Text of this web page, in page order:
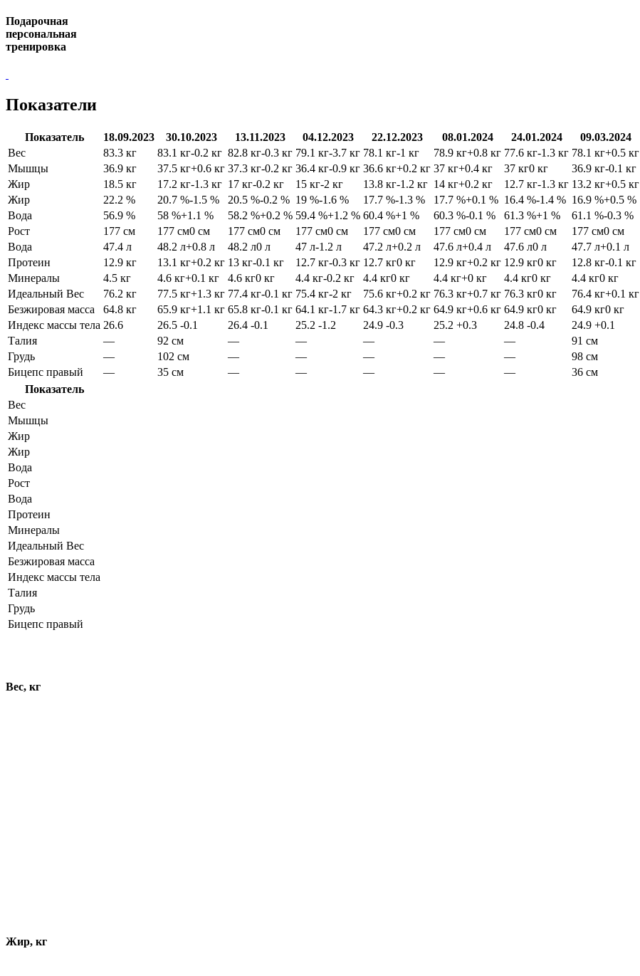
Подарочная
персональная
тренировка
Показатели
Показатель 18.09.2023 30.10.2023 13.11.2023 04.12.2023 22.12.2023 08.01.2024 24.01.2024 09.03.2024
Вес
83.3 кг 83.1 кг-0.2 кг 82.8 кг-0.3 кг 79.1 кг-3.7 кг 78.1 кг-1 кг 78.9 кг+0.8 кг 77.6 кг-1.3 кг 78.1 кг+0.5 кг
Мышцы
36.9 кг 37.5 кг+0.6 кг 37.3 кг-0.2 кг 36.4 кг-0.9 кг 36.6 кг+0.2 кг 37 кг+0.4 кг 37 кг0 кг 36.9 кг-0.1 кг
Жир
18.5 кг 17.2 кг-1.3 кг 17 кг-0.2 кг 15 кг-2 кг 13.8 кг-1.2 кг 14 кг+0.2 кг 12.7 кг-1.3 кг 13.2 кг+0.5 кг
Жир
22.2 % 20.7 %-1.5 % 20.5 %-0.2 % 19 %-1.6 % 17.7 %-1.3 % 17.7 %+0.1 % 16.4 %-1.4 % 16.9 %+0.5 %
Вода
56.9 % 58 %+1.1 % 58.2 %+0.2 % 59.4 %+1.2 % 60.4 %+1 % 60.3 %-0.1 % 61.3 %+1 % 61.1 %-0.3 %
Рост
177 см 177 см0 см 177 см0 см 177 см0 см 177 см0 см 177 см0 см 177 см0 см 177 см0 см
Вода
47.4 л 48.2 л+0.8 л 48.2 л0 л 47 л-1.2 л 47.2 л+0.2 л 47.6 л+0.4 л 47.6 л0 л 47.7 л+0.1 л
Протеин
12.9 кг 13.1 кг+0.2 кг 13 кг-0.1 кг 12.7 кг-0.3 кг 12.7 кг0 кг 12.9 кг+0.2 кг 12.9 кг0 кг 12.8 кг-0.1 кг
Минералы
4.5 кг 4.6 кг+0.1 кг 4.6 кг0 кг 4.4 кг-0.2 кг 4.4 кг0 кг 4.4 кг+0 кг 4.4 кг0 кг 4.4 кг0 кг
Идеальный Вес
76.2 кг 77.5 кг+1.3 кг 77.4 кг-0.1 кг 75.4 кг-2 кг 75.6 кг+0.2 кг 76.3 кг+0.7 кг 76.3 кг0 кг 76.4 кг+0.1 кг
Безжировая масса
64.8 кг 65.9 кг+1.1 кг 65.8 кг-0.1 кг 64.1 кг-1.7 кг 64.3 кг+0.2 кг 64.9 кг+0.6 кг 64.9 кг0 кг 64.9 кг0 кг
Индекс массы тела 26.6 26.5 -0.1 26.4 -0.1 25.2 -1.2 24.9 -0.3 25.2 +0.3 24.8 -0.4 24.9 +0.1
Талия
— 92 см — — — — — 91 см
Грудь
— 102 см — — — — — 98 см
Бицепс правый
— 35 см — — — — — 36 см
Показатель
Вес
Мышцы
Жир
Жир
Вода
Рост
Вода
Протеин
Минералы
Идеальный Вес
Безжировая масса
Индекс массы тела
Талия
Грудь
Бицепс правый
Вес, кг
Жир, кг